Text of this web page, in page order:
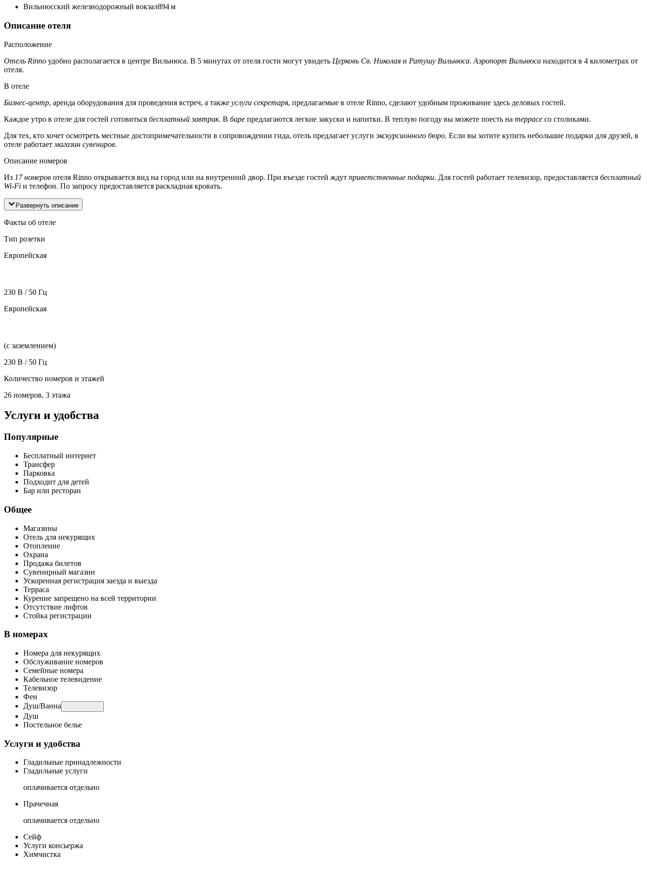
Вильнюсский железнодорожный вокзал894 м
Описание отеля
Расположение
Отель Rinno удобно располагается в центре Вильнюса. В 5 минутах от отеля гости могут увидеть Церковь Св. Николая и Ратушу Вильнюса. Аэропорт Вильнюса находится в 4 километрах от
отеля.
В отеле
Бизнес-центр, аренда оборудования для проведения встреч, а также услуги секретаря, предлагаемые в отеле Rinno, сделают удобным проживание здесь деловых гостей.
Каждое утро в отеле для гостей готовиться бесплатный завтрак. В баре предлагаются легкие закуски и напитки. В теплую погоду вы можете поесть на террасе со столиками.
Для тех, кто хочет осмотреть местные достопримечательности в сопровождении гида, отель предлагает услуги экскурсионного бюро. Если вы хотите купить небольшие подарки для друзей, в
отеле работает магазин сувениров.
Описание номеров
Из 17 номеров отеля Rinno открывается вид на город или на внутренний двор. При въезде гостей ждут приветственные подарки. Для гостей работает телевизор, предоставляется бесплатный
Wi-Fi и телефон. По запросу предоставляется раскладная кровать.
Развернуть описание
Факты об отеле
Тип розетки
Европейская
230 В / 50 Гц
Европейская
(с заземлением)
230 В / 50 Гц
Количество номеров и этажей
26 номеров, 3 этажа
Услуги и удобства
Популярные
Бесплатный интернет
Трансфер
Парковка
Подходит для детей
Бар или ресторан
Общее
Магазины
Отель для некурящих
Отопление
Охрана
Продажа билетов
Сувенирный магазин
Ускоренная регистрация заезда и выезда
Терраса
Курение запрещено на всей территории
Отсутствие лифтов
Стойка регистрации
В номерах
Номера для некурящих
Обслуживание номеров
Семейные номера
Кабельное телевидение
Телевизор
Фен
Душ/Ванна
Душ
Постельное белье
Услуги и удобства
Гладильные принадлежности
Гладильные услуги
оплачивается отдельно
Прачечная
оплачивается отдельно
Сейф
Услуги консьержа
Химчистка